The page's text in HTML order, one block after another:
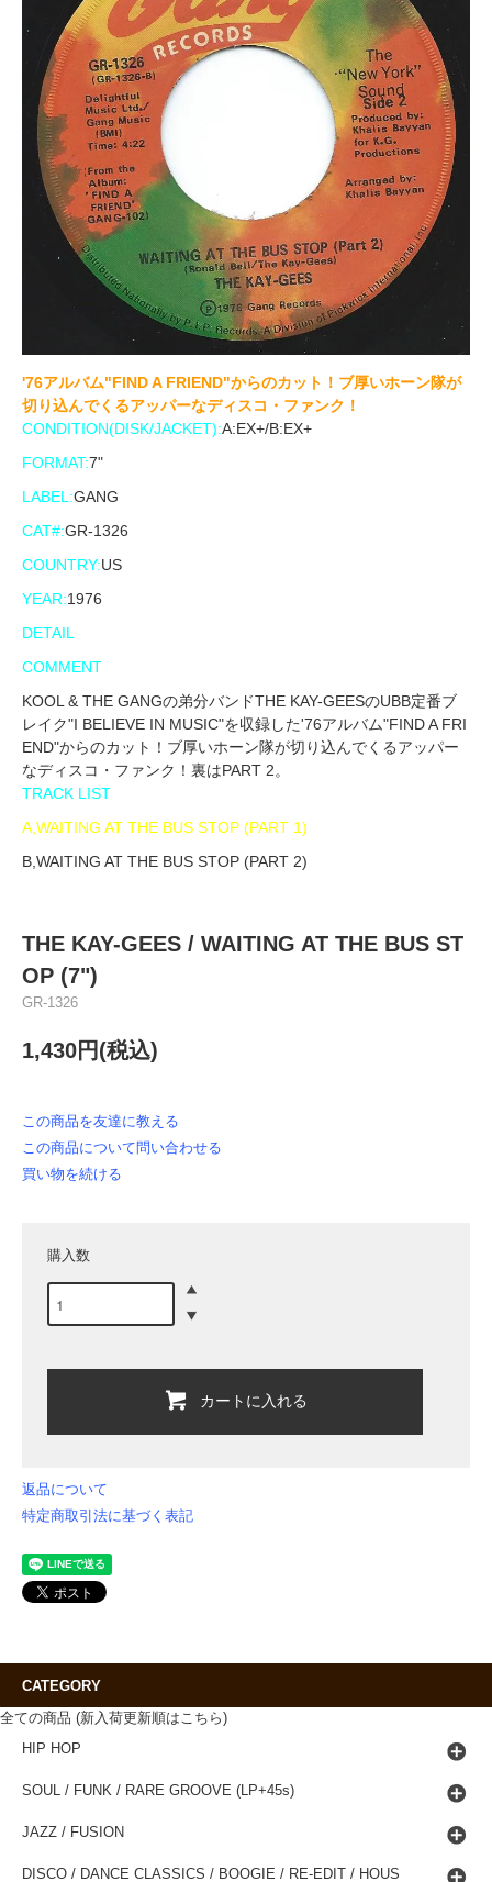
'76アルバム"FIND A FRIEND"からのカット！ブ厚いホーン隊が
切り込んでくるアッパーなディスコ・ファンク！
CONDITION(DISK/JACKET):A:EX+/B:EX+
FORMAT:7"
LABEL:GANG
CAT#:GR-1326
COUNTRY:US
YEAR:1976
DETAIL
COMMENT
KOOL & THE GANGの弟分バンドTHE KAY-GEESのUBB定番ブ
レイク"I BELIEVE IN MUSIC"を収録した'76アルバム"FIND A FRI
END"からのカット！ブ厚いホーン隊が切り込んでくるアッパー
なディスコ・ファンク！裏はPART 2。
TRACK LIST
A,WAITING AT THE BUS STOP (PART 1)
B,WAITING AT THE BUS STOP (PART 2)
THE KAY-GEES / WAITING AT THE BUS ST
OP (7")
GR-1326
1,430円(税込)
この商品を友達に教える
この商品について問い合わせる
買い物を続ける
購入数
カートに入れる
返品について
特定商取引法に基づく表記
CATEGORY
全ての商品 (新入荷更新順はこちら)
HIP HOP
SOUL / FUNK / RARE GROOVE (LP+45s)
JAZZ / FUSION
DISCO / DANCE CLASSICS / BOOGIE / RE-EDIT / HOUS